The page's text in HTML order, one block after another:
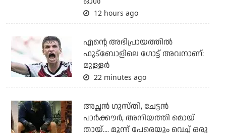
12 hours ago
എന്റെ അഭിപ്രായത്തില്‍
ഫുട്‌ബോളിലെ ഗോട്ട് അവനാണ്:
മുള്ളര്‍
22 minutes ago
അച്ഛന്‍ ഗുസ്തി, ചേട്ടന്‍
പാര്‍ക്കൗര്‍, അനിയത്തി മൊയ്
തായ്.... മൂന്ന് പേരെയും വെച്ച് ഒരു